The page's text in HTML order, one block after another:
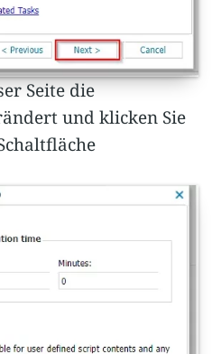
Seite die
und klicken Sie